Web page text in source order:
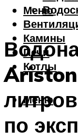
Камины
Печи
Котлы
Меню
Меню
по